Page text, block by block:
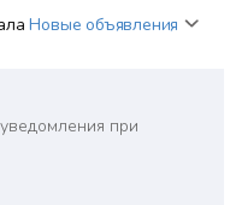
Новые объявления
при